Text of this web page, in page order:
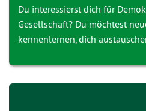
Du interessierst dich für
Gesellschaft? Du möchtest
kennenlernen, dich